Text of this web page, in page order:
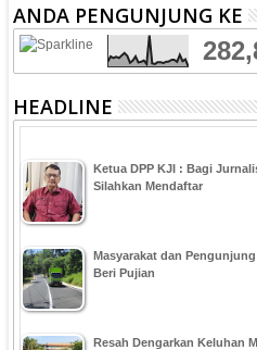
ANDA PENGUNJUNG KE
HEADLINE
Ketua DPP KJI : Bagi
Silahkan Mendaftar
Masyarakat dan
Beri Pujian
Resah Dengarkan Keluhan